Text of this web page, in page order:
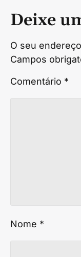
Deixe
O seu
Campos
Comentário *
Nome *